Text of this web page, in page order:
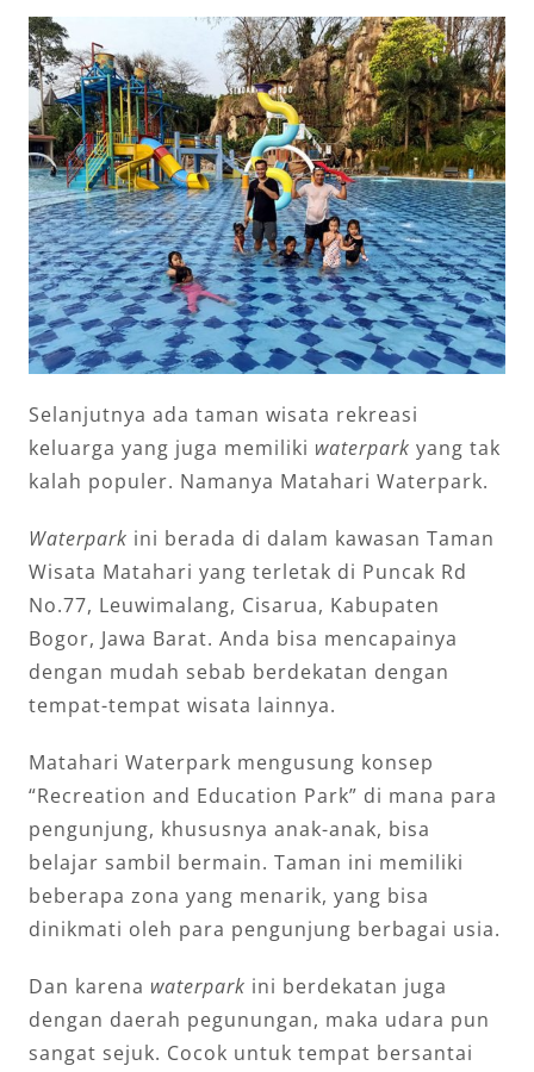
Selanjutnya ada taman wisata rekreasi
keluarga yang juga memiliki waterpark yang tak
kalah populer. Namanya Matahari Waterpark.
Waterpark ini berada di dalam kawasan Taman
Wisata Matahari yang terletak di Puncak Rd
No.77, Leuwimalang, Cisarua, Kabupaten
Bogor, Jawa Barat. Anda bisa mencapainya
dengan mudah sebab berdekatan dengan
tempat-tempat wisata lainnya.
Matahari Waterpark mengusung konsep
“Recreation and Education Park” di mana para
pengunjung, khususnya anak-anak, bisa
belajar sambil bermain. Taman ini memiliki
beberapa zona yang menarik, yang bisa
dinikmati oleh para pengunjung berbagai usia.
Dan karena waterpark ini berdekatan juga
dengan daerah pegunungan, maka udara pun
sangat sejuk. Cocok untuk tempat bersantai